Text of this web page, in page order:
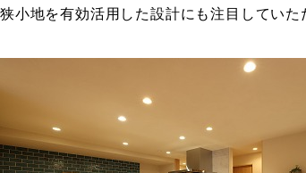
狭小地を有効活用した設計にも注目してい